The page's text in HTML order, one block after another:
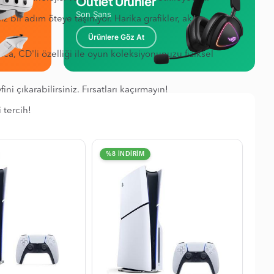
adım öteye taşınıyor. Harika grafikler, akıcı
CD'li özelliği ile oyun koleksiyonunuzu fiziksel
çıkarabilirsiniz. Fırsatları kaçırmayın!
tercih!
Son Şans
Ürünlere Göz At
%8 İNDİRİM